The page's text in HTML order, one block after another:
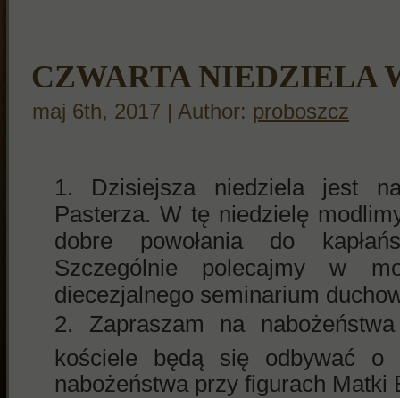
CZWARTA NIEDZIELA
maj 6th, 2017 | Author: proboszcz
Dzisiejsza niedziela jest
Pasterza. W tę niedzielę
dobre powołania do
Szczególnie polecajmy w
diecezjalnego seminarium
Zapraszam na
kościele będą się odbywać o
nabożeństwa przy figurach Matki